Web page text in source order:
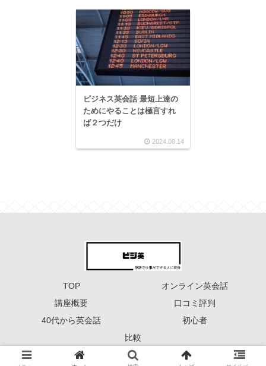
ビジネス英会話 最短上達の
ためにやることは極言すれ
ば２つだけ
2024.08.14
TOP
オンライン英会話
講座概要
口コミ評判
40代から英会話
初心者
比較
Copyright © 2023 ーーー ビジ英 ーーー All Rights Reserved.